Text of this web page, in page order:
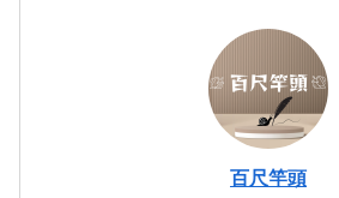
百尺竿頭